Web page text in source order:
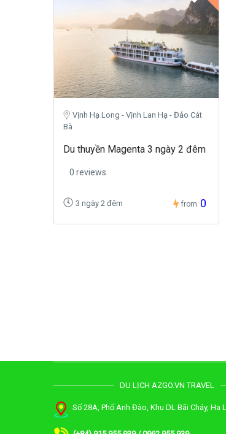
Vịnh Hạ Long - Vịnh Lan Hạ - Đảo Cát
Bà
Du thuyền Magenta 3 ngày 2 đêm
0 reviews
3 ngày 2 đêm from 0
DU LỊCH AZGO.VN TRAVEL
Số 28A, Phố Anh Đào, Khu DL Bãi Cháy, Ha